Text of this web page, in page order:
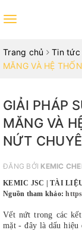
Toggle
Trang chủ Tin tức
MĂNG VÀ HỆ
GIẢI PHÁP
MĂNG VÀ
NỨT
ĐĂNG BỞI KEMIC
KEMIC JSC | TÀI
Nguồn tham khảo:
Vết nứt trong các
mặt - đây là dấu hiệu